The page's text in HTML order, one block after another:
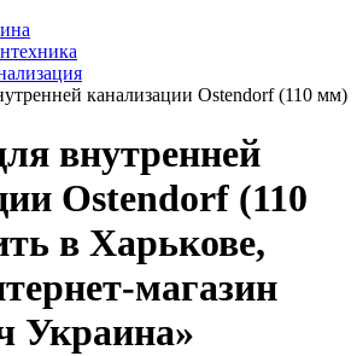
канализации Ostendorf (110 мм)
внутренней
Ostendorf (110
в Харькове,
магазин
Украина»